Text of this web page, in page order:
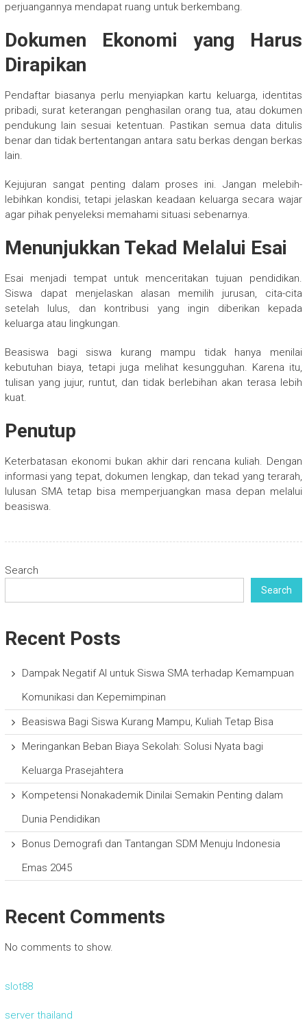
perjuangannya mendapat ruang untuk berkembang.
Dokumen Ekonomi yang Harus
Dirapikan
Pendaftar biasanya perlu menyiapkan kartu keluarga, identitas
pribadi, surat keterangan penghasilan orang tua, atau dokumen
pendukung lain sesuai ketentuan. Pastikan semua data ditulis
benar dan tidak bertentangan antara satu berkas dengan berkas
lain.
Kejujuran sangat penting dalam proses ini. Jangan melebih-
lebihkan kondisi, tetapi jelaskan keadaan keluarga secara wajar
agar pihak penyeleksi memahami situasi sebenarnya.
Menunjukkan Tekad Melalui Esai
Esai menjadi tempat untuk menceritakan tujuan pendidikan.
Siswa dapat menjelaskan alasan memilih jurusan, cita-cita
setelah lulus, dan kontribusi yang ingin diberikan kepada
keluarga atau lingkungan.
Beasiswa bagi siswa kurang mampu tidak hanya menilai
kebutuhan biaya, tetapi juga melihat kesungguhan. Karena itu,
tulisan yang jujur, runtut, dan tidak berlebihan akan terasa lebih
kuat.
Penutup
Keterbatasan ekonomi bukan akhir dari rencana kuliah. Dengan
informasi yang tepat, dokumen lengkap, dan tekad yang terarah,
lulusan SMA tetap bisa memperjuangkan masa depan melalui
beasiswa.
Search
Search
Recent Posts
Dampak Negatif AI untuk Siswa SMA terhadap Kemampuan
Komunikasi dan Kepemimpinan
Beasiswa Bagi Siswa Kurang Mampu, Kuliah Tetap Bisa
Meringankan Beban Biaya Sekolah: Solusi Nyata bagi
Keluarga Prasejahtera
Kompetensi Nonakademik Dinilai Semakin Penting dalam
Dunia Pendidikan
Bonus Demografi dan Tantangan SDM Menuju Indonesia
Emas 2045
Recent Comments
No comments to show.
slot88
server thailand